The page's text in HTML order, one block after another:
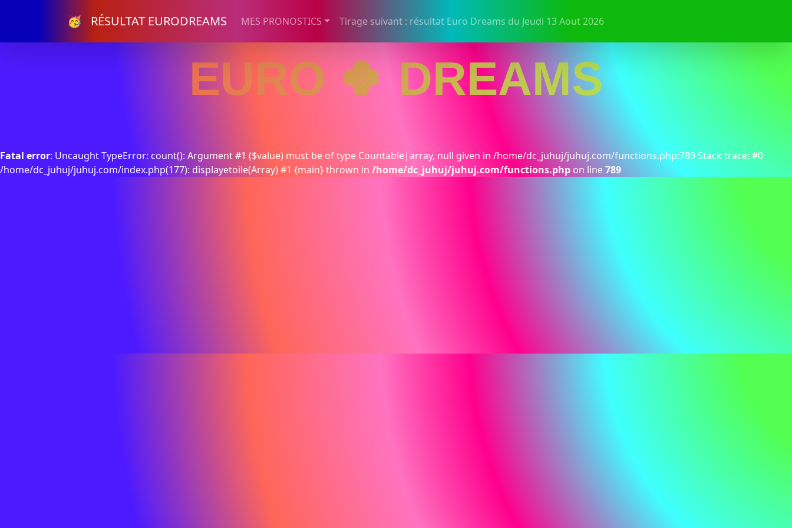
🥳 RÉSULTAT EURODREAMS MES PRONOSTICS Tirage suivant : résultat Euro Dreams du Jeudi 13 Aout 2026
EURO 🍀 DREAMS
Fatal error: Uncaught TypeError: count(): Argument #1 ($value) must be of type Countable|array, null given in /home/dc_juhuj/juhuj.com/functions.php:789 Stack trace: #0
/home/dc_juhuj/juhuj.com/index.php(177): displayetoile(Array) #1 {main} thrown in /home/dc_juhuj/juhuj.com/functions.php on line789